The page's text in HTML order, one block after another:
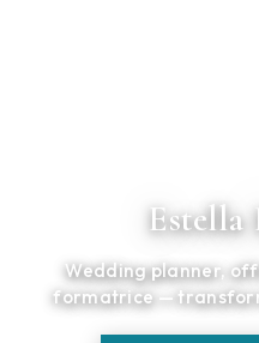
Estella
Wedding planner,
formatrice —